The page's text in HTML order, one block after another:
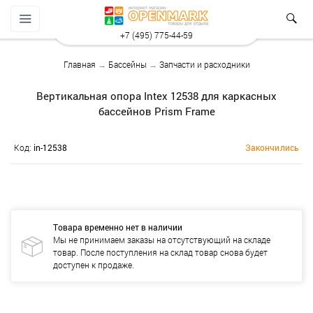
+7 (495) 775-44-59
Главная → Бассейны → Запчасти и расходники
Вертикальная опора Intex 12538 для каркасных
бассейнов Prism Frame
Код: in-12538 Закончились
Товара временно нет в наличии
Мы не принимаем заказы на отсутствующий на складе
товар. После поступления на склад товар снова будет
доступен к продаже.